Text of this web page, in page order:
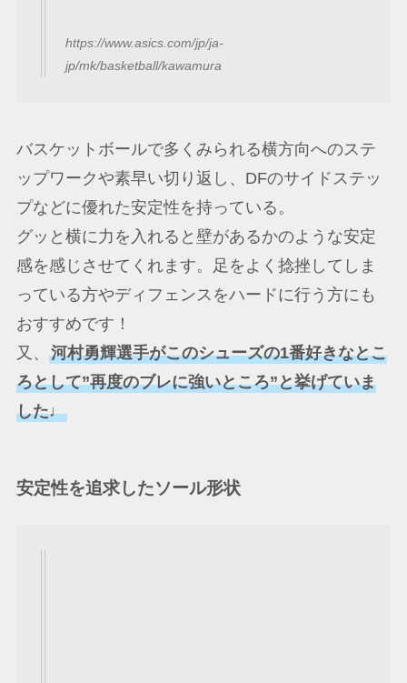
https://www.asics.com/jp/ja-
jp/mk/basketball/kawamura
バスケットボールで多くみられる横方向へのステ
ップワークや素早い切り返し、DFのサイドステッ
プなどに優れた安定性を持っている。
グッと横に力を入れると壁があるかのような安定
感を感じさせてくれます。足をよく捻挫してしま
っている方やディフェンスをハードに行う方にも
おすすめです！
又、 河村勇輝選手がこのシューズの1番好きなとこ
ろとして”再度のブレに強いところ”と挙げていま
した♩
安定性を追求したソール形状